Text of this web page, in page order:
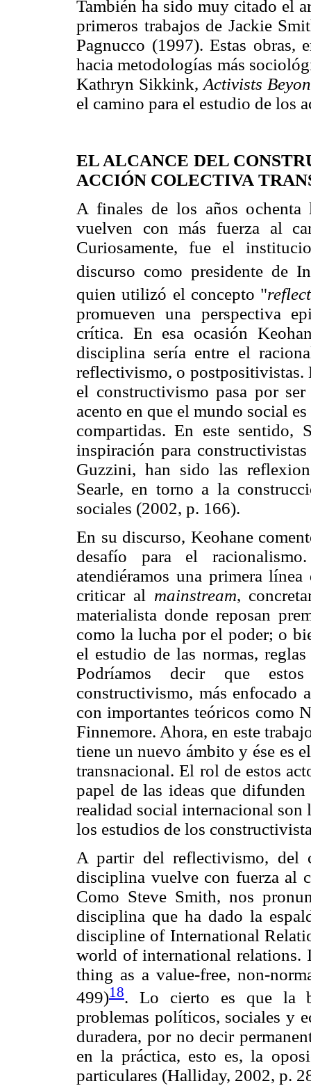
También ha sido muy citado el
primeros trabajos de Jackie
Pagnucco (1997). Estas obras,
hacia metodologías más
Kathryn Sikkink,Activists
el camino para el estudio de los
EL ALCANCE DEL
ACCIÓN COLECTIVA
A finales de los años ochenta
vuelven con más fuerza al
Curiosamente, fue el
discurso como presidente de
quien utilizó el concepto "
promueven una perspectiva
crítica. En esa ocasión
disciplina sería entre el
reflectivismo, o postpositivistas.
el constructivismo pasa por
acento en que el mundo social
compartidas. En este sentido,
inspiración para
Guzzini, han sido las
Searle, en torno a la
sociales (2002, p. 166).
En su discurso, Keohane
desafío para el
atendiéramos una primera
criticar al mainstream,
materialista donde reposan
como la lucha por el poder; o
el estudio de las normas,
Podríamos decir que
constructivismo, más enfocado
con importantes teóricos como
Finnemore. Ahora, en este
tiene un nuevo ámbito y ése es
transnacional. El rol de estos
papel de las ideas que
realidad social internacional son
los estudios de los
A partir del reflectivismo, del
disciplina vuelve con fuerza al
Como Steve Smith, nos
disciplina que ha dado la
discipline of International
world of international relations.
thing as a value-free, non-
499)18. Lo cierto es que la
problemas políticos, sociales y
duradera, por no decir
en la práctica, esto es, la
particulares (Halliday, 2002, p.